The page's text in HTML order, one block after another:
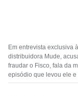
Em entrevista exclusiva
distribuidora Mude,
fraudar o Fisco, fala da
episódio que levou ele